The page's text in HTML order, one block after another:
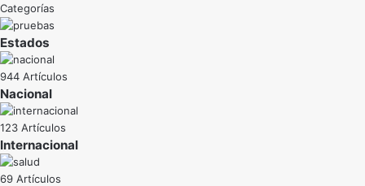
Categorías
Estados
944 Artículos
Nacional
123 Artículos
Internacional
69 Artículos